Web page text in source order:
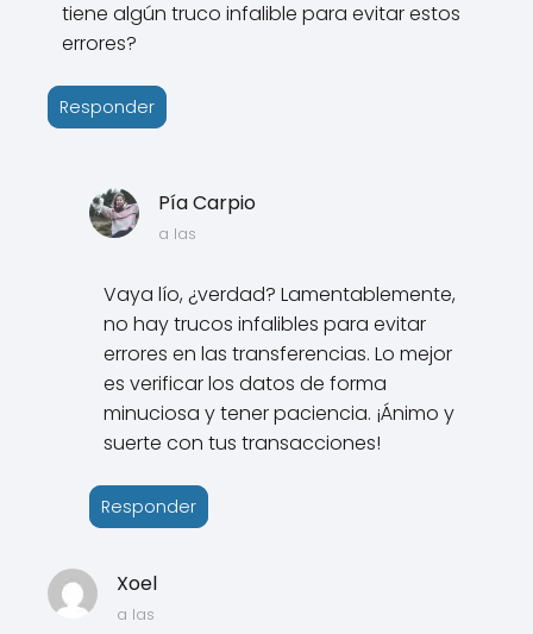
tiene algún truco infalible para evitar estos
errores?
Responder
Pía Carpio
a las
Vaya lío, ¿verdad? Lamentablemente,
no hay trucos infalibles para evitar
errores en las transferencias. Lo mejor
es verificar los datos de forma
minuciosa y tener paciencia. ¡Ánimo y
suerte con tus transacciones!
Responder
Xoel
a las